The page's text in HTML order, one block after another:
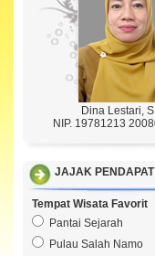
Dina Lestari,
NIP. 19781213
JAJAK PENDAPAT
Tempat Wisata Favorit
Pantai Sejarah
Pulau Salah Namo